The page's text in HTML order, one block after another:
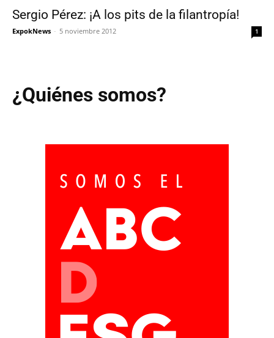
Sergio Pérez: ¡A los pits de la filantropía!
ExpokNews - 5 noviembre 2012 1
¿Quiénes somos?